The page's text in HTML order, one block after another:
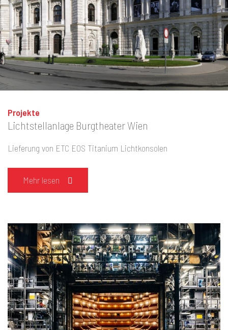
Projekte
Lichtstellanlage Burgtheater Wien
Lieferung von ETC EOS Titanium Lichtkonsolen
Mehr lesen